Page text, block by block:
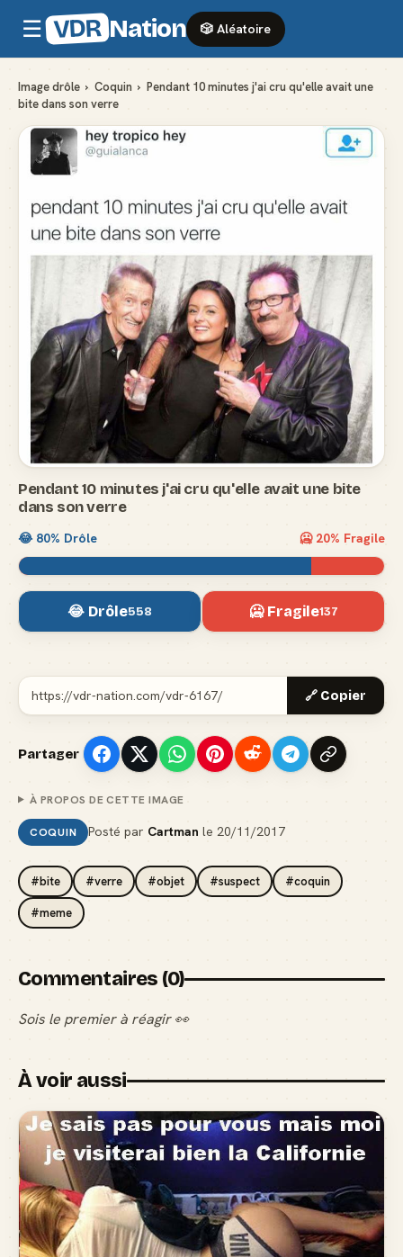
☰ VDR Nation 🎲 Aléatoire
Image drôle › Coquin › Pendant 10 minutes j'ai cru qu'elle avait une
bite dans son verre
Pendant 10 minutes j'ai cru qu'elle avait une bite
dans son verre
😂 80% Drôle 🥶 20% Fragile
😂 Drôle558 🥶 Fragile137
🔗 Copier
Partager
À PROPOS DE CETTE IMAGE
COQUIN Posté par Cartman le20/11/2017
#bite #verre #objet #suspect #coquin
#meme
Commentaires (0)
Sois le premier à réagir 👀
À voir aussi